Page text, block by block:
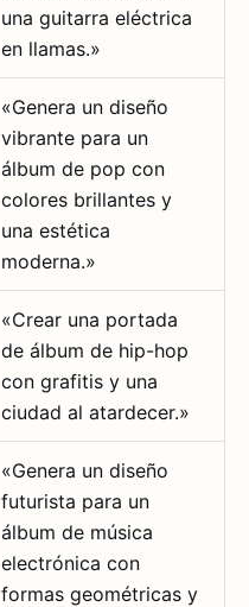
una guitarra eléctrica
en llamas.»
«Genera un diseño
vibrante para un
álbum de pop con
colores brillantes y
una estética
moderna.»
«Crear una portada
de álbum de hip-hop
con grafitis y una
ciudad al atardecer.»
«Genera un diseño
futurista para un
álbum de música
electrónica con
formas geométricas y